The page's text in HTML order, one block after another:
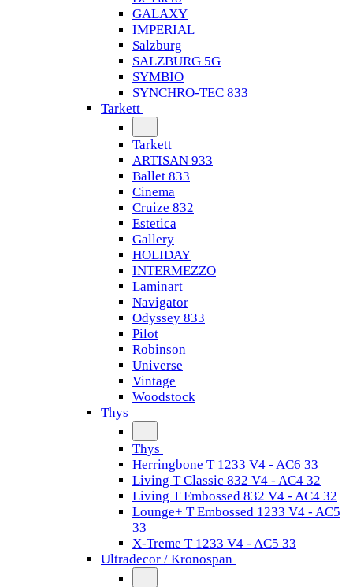
GALAXY
IMPERIAL
Salzburg
SALZBURG 5G
SYMBIO
SYNCHRO-TEC 833
Tarkett
Tarkett
ARTISAN 933
Ballet 833
Cinema
Cruize 832
Estetica
Gallery
HOLIDAY
INTERMEZZO
Laminart
Navigator
Odyssey 833
Pilot
Robinson
Universe
Vintage
Woodstock
Thys
Thys
Herringbone T 1233 V4 - AC6 33
Living T Classic 832 V4 - AC4 32
Living T Embossed 832 V4 - AC4 32
Lounge+ T Embossed 1233 V4 - AC5
33
X-Treme T 1233 V4 - AC5 33
Ultradecor / Kronospan